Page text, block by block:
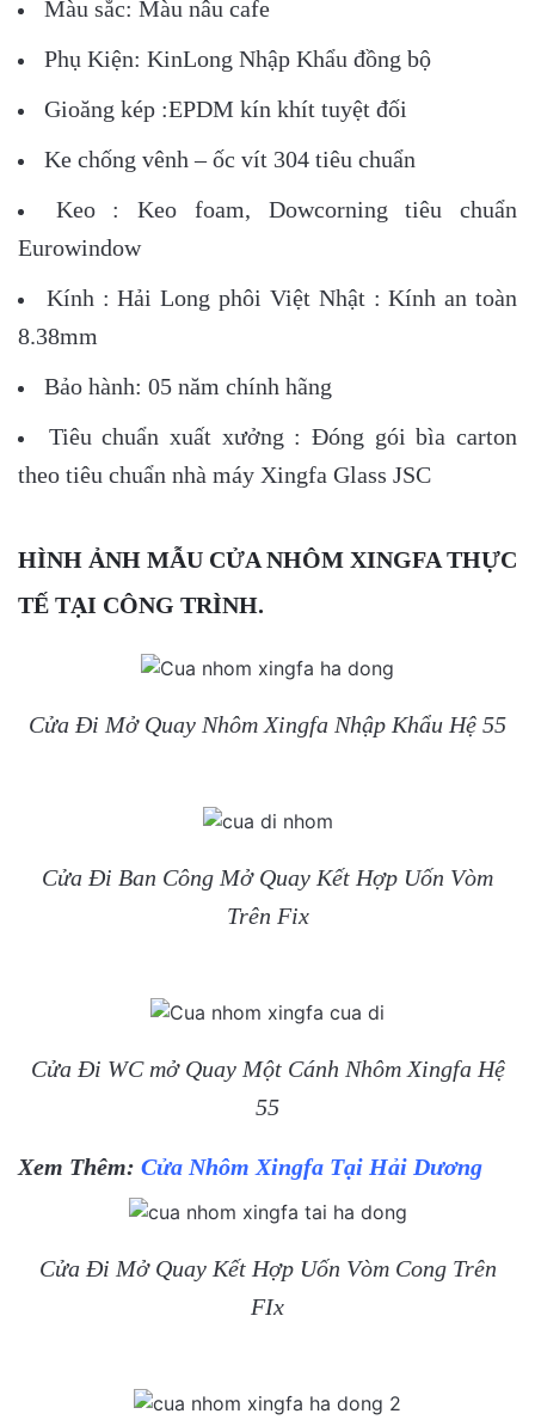
Màu sắc: Màu nâu cafe
Phụ Kiện: KinLong Nhập Khẩu đồng bộ
Gioăng kép :EPDM kín khít tuyệt đối
Ke chống vênh – ốc vít 304 tiêu chuẩn
Keo : Keo foam, Dowcorning tiêu chuẩn
Eurowindow
Kính : Hải Long phôi Việt Nhật : Kính an toàn
8.38mm
Bảo hành: 05 năm chính hãng
Tiêu chuẩn xuất xưởng : Đóng gói bìa carton
theo tiêu chuẩn nhà máy Xingfa Glass JSC
HÌNH ẢNH MẪU CỬA NHÔM XINGFA THỰC
TẾ TẠI CÔNG TRÌNH.
Cửa Đi Mở Quay Nhôm Xingfa Nhập Khẩu Hệ 55
Cửa Đi Ban Công Mở Quay Kết Hợp Uốn Vòm
Trên Fix
Cửa Đi WC mở Quay Một Cánh Nhôm Xingfa Hệ
55
Xem Thêm: Cửa Nhôm Xingfa Tại Hải Dương
Cửa Đi Mở Quay Kết Hợp Uốn Vòm Cong Trên
FIx